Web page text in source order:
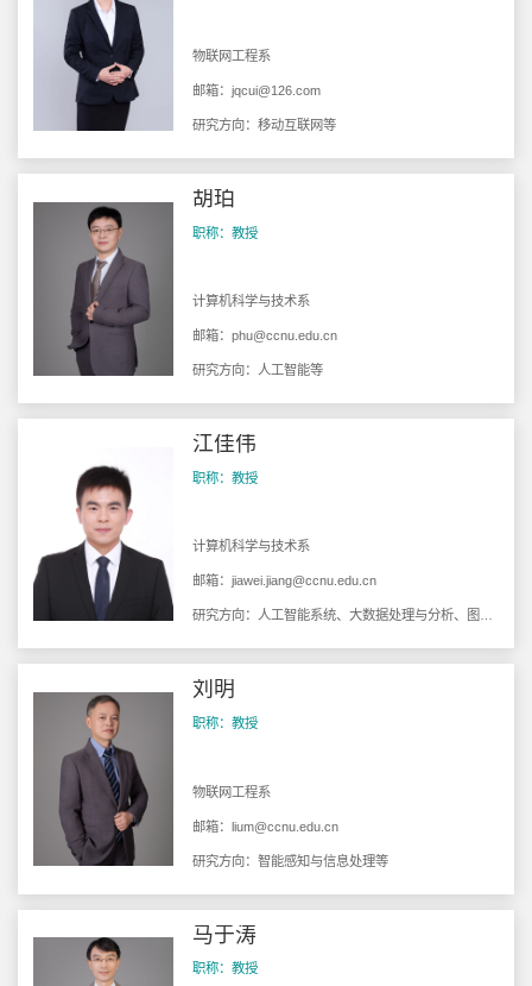
物联网工程系
邮箱：jqcui@126.com
研究方向：移动互联网等
胡珀
职称：教授
计算机科学与技术系
邮箱：phu@ccnu.edu.cn
研究方向：人工智能等
江佳伟
职称：教授
计算机科学与技术系
邮箱：jiawei.jiang@ccnu.edu.cn
研究方向：人工智能系统、大数据处理与分析、图学习、联邦学习等。
刘明
职称：教授
物联网工程系
邮箱：lium@ccnu.edu.cn
研究方向：智能感知与信息处理等
马于涛
职称：教授